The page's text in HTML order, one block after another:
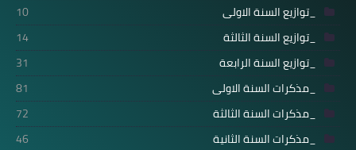
_توازيع السنة الاولى
10
_توازيع السنة الثالثة
14
_توازيع السنة الرابعة
31
_مذكرات السنة الاولى
81
_مذكرات السنة الثالثة
72
_مذكرات السنة الثانية
46